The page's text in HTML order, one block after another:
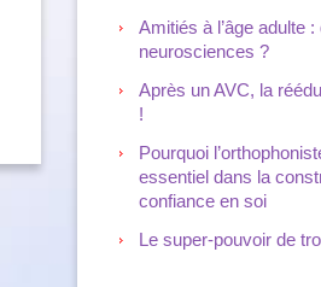
Amitiés à l’âge adulte
neurosciences ?
Après un AVC, la
!
Pourquoi
essentiel dans la
confiance en soi
Le super-pouvoir de